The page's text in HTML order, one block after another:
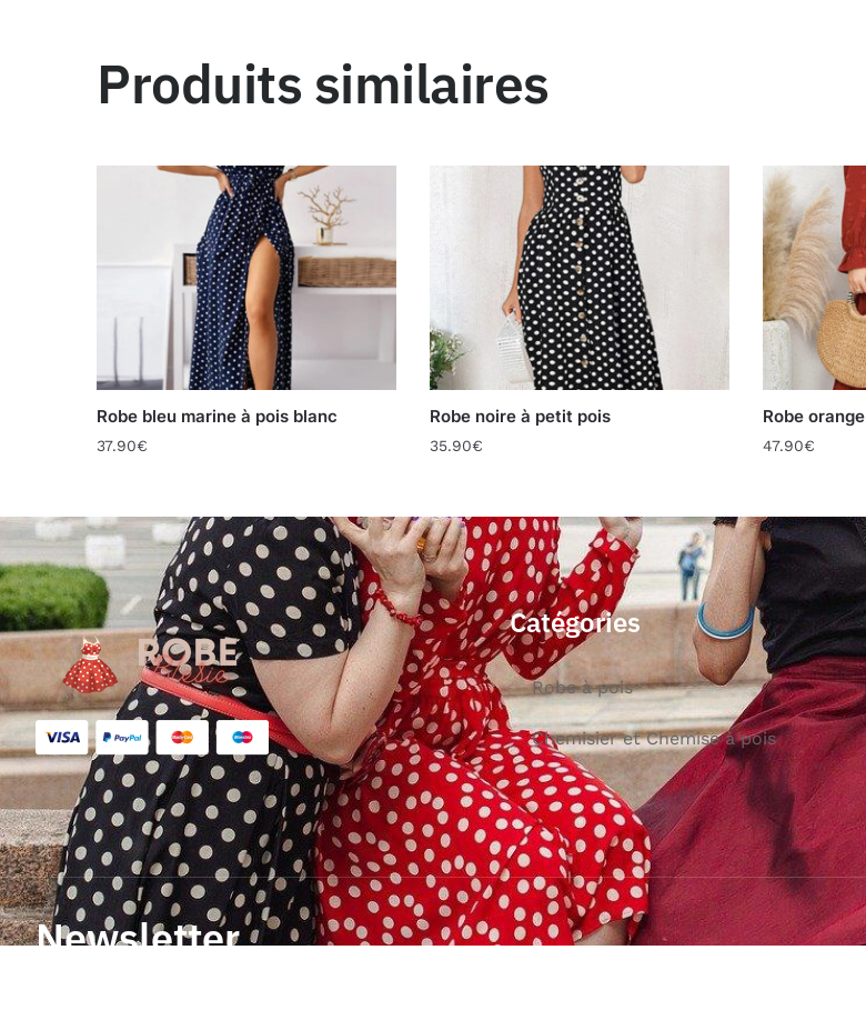
Produits similaires
Robe bleu marine à pois blanc
37.90€
Robe noire à petit pois
35.90€
Robe
47.90€
Catégories
Robe à pois
Chemisier et Chemise à pois
Newsletter